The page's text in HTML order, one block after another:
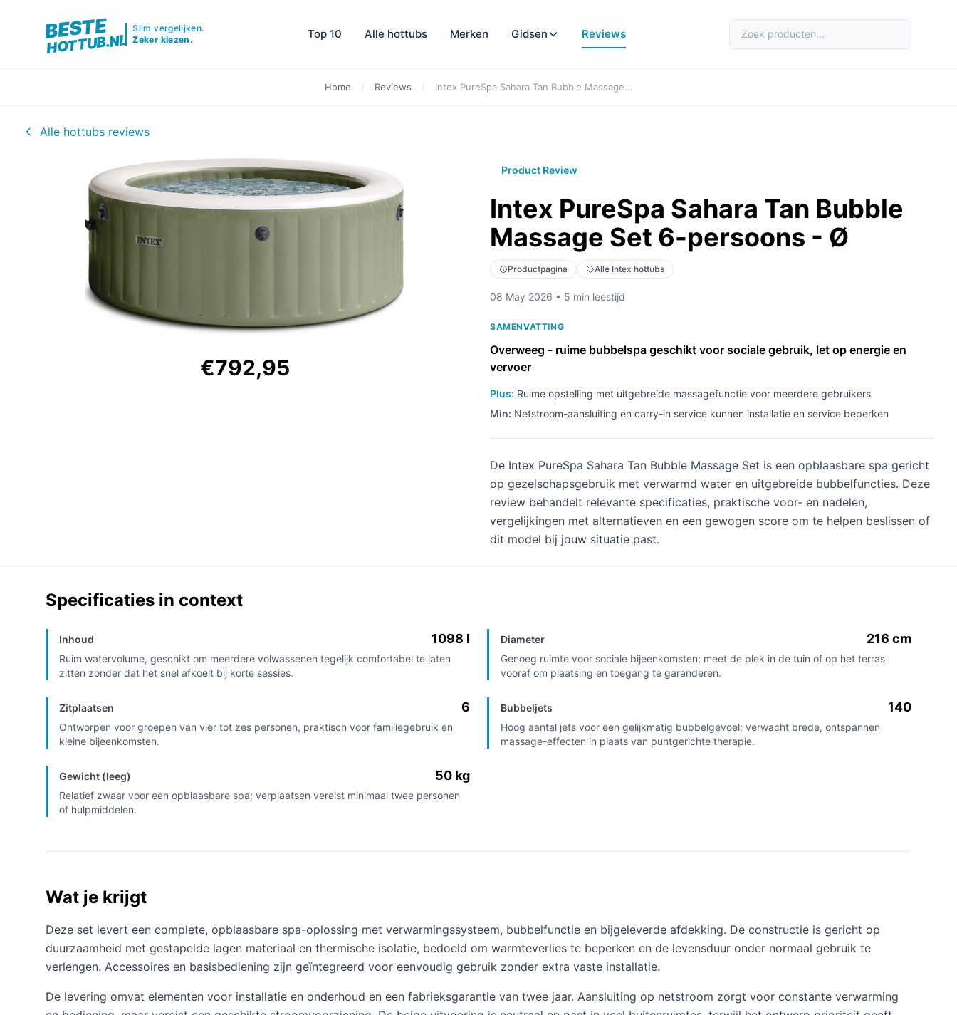
BESTE
HOTTUB.NL
Slim vergelijken.
Zeker kiezen.
Top 10 Alle hottubs Merken Gidsen Reviews
Home / Reviews / Intex PureSpa Sahara Tan Bubble Massage...
Alle hottubs reviews
€792,95
Product Review
Intex PureSpa Sahara Tan Bubble
Massage Set 6-persoons - Ø
Productpagina Alle Intex hottubs
08 May 2026 • 5 min leestijd
SAMENVATTING
Overweeg - ruime bubbelspa geschikt voor sociale gebruik, let op energie en
vervoer
Plus: Ruime opstelling met uitgebreide massagefunctie voor meerdere gebruikers
Min: Netstroom-aansluiting en carry-in service kunnen installatie en service beperken
De Intex PureSpa Sahara Tan Bubble Massage Set is een opblaasbare spa gericht
op gezelschapsgebruik met verwarmd water en uitgebreide bubbelfuncties. Deze
review behandelt relevante specificaties, praktische voor- en nadelen,
vergelijkingen met alternatieven en een gewogen score om te helpen beslissen of
dit model bij jouw situatie past.
Specificaties in context
Inhoud 1098 l
Ruim watervolume, geschikt om meerdere volwassenen tegelijk comfortabel te laten
zitten zonder dat het snel afkoelt bij korte sessies.
Diameter 216 cm
Genoeg ruimte voor sociale bijeenkomsten; meet de plek in de tuin of op het terras
vooraf om plaatsing en toegang te garanderen.
Zitplaatsen 6
Ontworpen voor groepen van vier tot zes personen, praktisch voor familiegebruik en
kleine bijeenkomsten.
Bubbeljets 140
Hoog aantal jets voor een gelijkmatig bubbelgevoel; verwacht brede, ontspannen
massage-effecten in plaats van puntgerichte therapie.
Gewicht (leeg) 50 kg
Relatief zwaar voor een opblaasbare spa; verplaatsen vereist minimaal twee personen
of hulpmiddelen.
Wat je krijgt
Deze set levert een complete, opblaasbare spa-oplossing met verwarmingssysteem, bubbelfunctie en bijgeleverde afdekking. De constructie is gericht op
duurzaamheid met gestapelde lagen materiaal en thermische isolatie, bedoeld om warmteverlies te beperken en de levensduur onder normaal gebruik te
verlengen. Accessoires en basisbediening zijn geïntegreerd voor eenvoudig gebruik zonder extra vaste installatie.
De levering omvat elementen voor installatie en onderhoud en een fabrieksgarantie van twee jaar. Aansluiting op netstroom zorgt voor constante verwarming